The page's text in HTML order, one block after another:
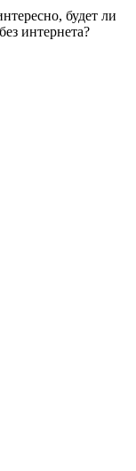
будет ли
интернета?